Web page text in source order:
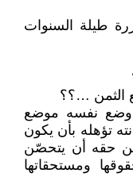
طيلة السنوات
الثمن …؟؟
وضع نفسه موضع
تؤهله بأن يكون
حقه أن يتحصّن
ومستحقاتها